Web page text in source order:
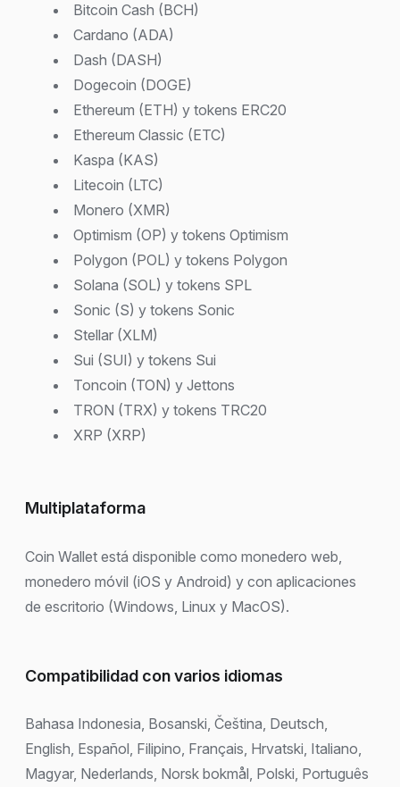
Bitcoin Cash (BCH)
Cardano (ADA)
Dash (DASH)
Dogecoin (DOGE)
Ethereum (ETH) y tokens ERC20
Ethereum Classic (ETC)
Kaspa (KAS)
Litecoin (LTC)
Monero (XMR)
Optimism (OP) y tokens Optimism
Polygon (POL) y tokens Polygon
Solana (SOL) y tokens SPL
Sonic (S) y tokens Sonic
Stellar (XLM)
Sui (SUI) y tokens Sui
Toncoin (TON) y Jettons
TRON (TRX) y tokens TRC20
XRP (XRP)
Multiplataforma
Coin Wallet está disponible como monedero web,
monedero móvil (iOS y Android) y con aplicaciones
de escritorio (Windows, Linux y MacOS).
Compatibilidad con varios idiomas
Bahasa Indonesia, Bosanski, Čeština, Deutsch,
English, Español, Filipino, Français, Hrvatski, Italiano,
Magyar, Nederlands, Norsk bokmål, Polski, Português